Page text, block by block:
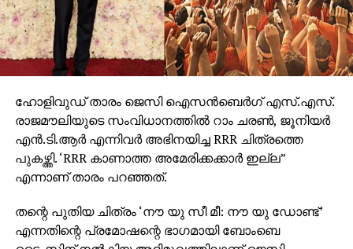
ഹോളിവുഡ് താരം ജെസി ഐസന്‍ബെര്‍ഗ് എസ്.എസ്.
രാജമൗലിയുടെ സംവിധാനത്തില്‍ റാം ചരണ്‍, ജൂനിയര്‍
എന്‍.ടി.ആര്‍ എന്നിവര്‍ അഭിനയിച്ച RRR ചിത്രത്തെ
പുകഴ്ത്തി. ‘RRR കാണാത്ത അമേരിക്കക്കാര്‍ ഇല്ല”
എന്നാണ് താരം പറഞ്ഞത്.
തന്റെ പുതിയ ചിത്രം ‘നൗ യു സീ മീ: നൗ യു ഡോണ്ട്’
എന്നതിന്റെ പ്രമോഷന്റെ ഭാഗമായി ബോംബെ